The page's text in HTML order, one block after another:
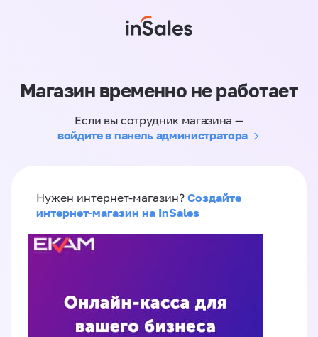
Магазин временно не работает
Если вы сотрудник магазина —
войдите в панель администратора
Нужен интернет-магазин? Создайте
интернет-магазин на InSales